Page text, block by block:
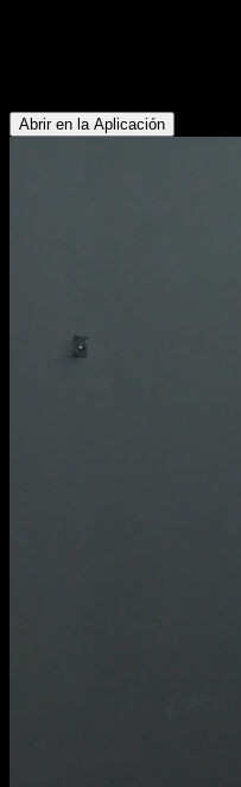
Abrir en la Aplicación